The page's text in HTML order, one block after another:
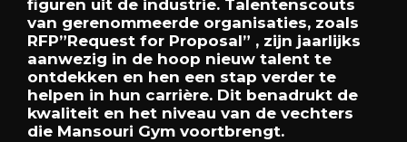
figuren uit de industrie. Talentenscouts
van gerenommeerde organisaties, zoals
RFP”Request for Proposal” , zijn jaarlijks
aanwezig in de hoop nieuw talent te
ontdekken en hen een stap verder te
helpen in hun carrière. Dit benadrukt de
kwaliteit en het niveau van de vechters
die Mansouri Gym voortbrengt.